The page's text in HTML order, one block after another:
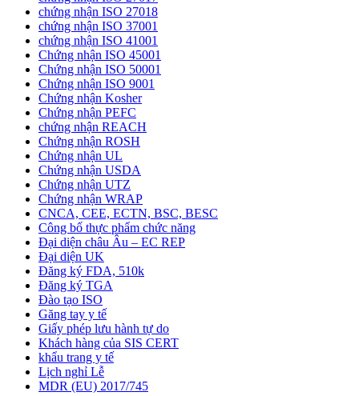
chứng nhận ISO 27018
chứng nhận ISO 37001
chứng nhận ISO 41001
Chứng nhận ISO 45001
Chứng nhận ISO 50001
Chứng nhận ISO 9001
Chứng nhận Kosher
Chứng nhận PEFC
chứng nhận REACH
Chứng nhận ROSH
Chứng nhận UL
Chứng nhận USDA
Chứng nhận UTZ
Chứng nhận WRAP
CNCA, CEE, ECTN, BSC, BESC
Công bố thực phẩm chức năng
Đại diện châu Âu – EC REP
Đại diện UK
Đăng ký FDA, 510k
Đăng ký TGA
Đào tạo ISO
Găng tay y tế
Giấy phép lưu hành tự do
Khách hàng của SIS CERT
khẩu trang y tế
Lịch nghỉ Lễ
MDR (EU) 2017/745